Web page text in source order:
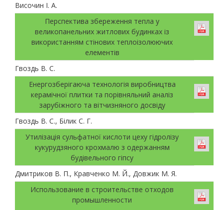
Височин І. А.
Перспектива збереження тепла у
великопанельних житлових будинках із
використанням стінових теплоізолюючих
елементів
Гвоздь В. С.
Енергозберігаюча технологія виробництва
керамічної плитки та порівняльний аналіз
зарубіжного та вітчизняного досвіду
Гвоздь В. С., Білик С. Г.
Утилізація сульфатної кислоти цеху гідролізу
кукурудзяного крохмалю з одержанням
будівельного гіпсу
Дмитриков В. П., Кравченко М. Й., Довжик М. Я.
Использование в строительстве отходов
промышленности